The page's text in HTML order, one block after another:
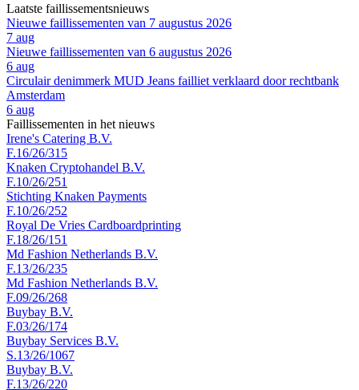
Laatste faillissementsnieuws
Nieuwe faillissementen van 7 augustus 2026
7 aug
Nieuwe faillissementen van 6 augustus 2026
6 aug
Circulair denimmerk MUD Jeans failliet verklaard door rechtbank
Amsterdam
6 aug
Faillissementen in het nieuws
Irene's Catering B.V.
F.16/26/315
Knaken Cryptohandel B.V.
F.10/26/251
Stichting Knaken Payments
F.10/26/252
Royal De Vries Cardboardprinting
F.18/26/151
Md Fashion Netherlands B.V.
F.13/26/235
Md Fashion Netherlands B.V.
F.09/26/268
Buybay B.V.
F.03/26/174
Buybay Services B.V.
S.13/26/1067
Buybay B.V.
F.13/26/220